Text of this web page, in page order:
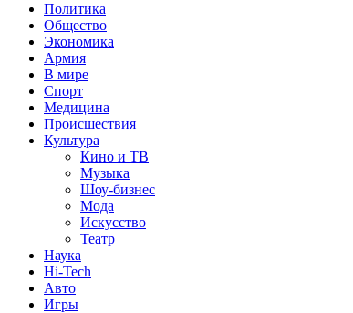
Политика
Общество
Экономика
Армия
В мире
Спорт
Медицина
Происшествия
Культура
Кино и ТВ
Музыка
Шоу-бизнес
Мода
Искусство
Театр
Наука
Hi-Tech
Авто
Игры